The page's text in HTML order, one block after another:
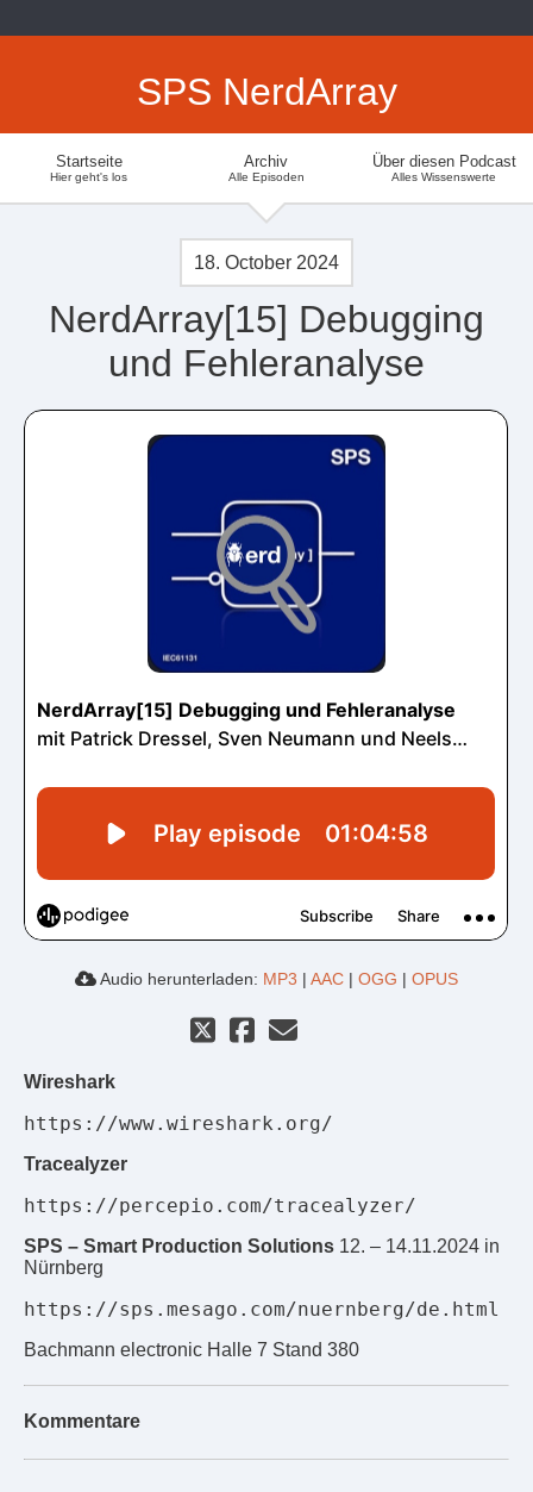
SPS NerdArray
Startseite
Hier geht's los
Archiv
Alle Episoden
Über diesen Podcast
Alles Wissenswerte
18. October 2024
NerdArray[15] Debugging
und Fehleranalyse
Audio herunterladen: MP3 | AAC | OGG | OPUS
Wireshark
Tracealyzer
SPS – Smart Production Solutions 12. – 14.11.2024 in
Nürnberg
Bachmann electronic Halle 7 Stand 380
Kommentare